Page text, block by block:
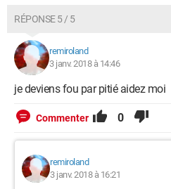
RÉPONSE 5 / 5
remiroland
3 janv. 2018 à 14:46
je deviens fou par pitié aidez moi
Commenter 0
remiroland
3 janv. 2018 à 16:21